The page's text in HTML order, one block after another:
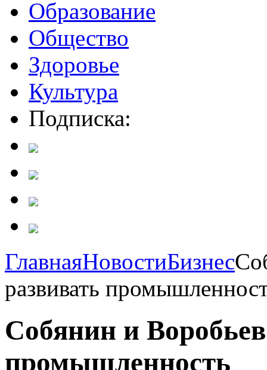
Образование
Общество
Здоровье
Культура
Подписка:
ГлавнаяНовостиБизнес
развивать
Собянин и Воробьев
промышленность